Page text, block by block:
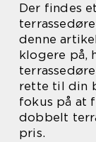
Der findes
denne
klogere på,
rette til din
fokus på at
dobbelt
pris.